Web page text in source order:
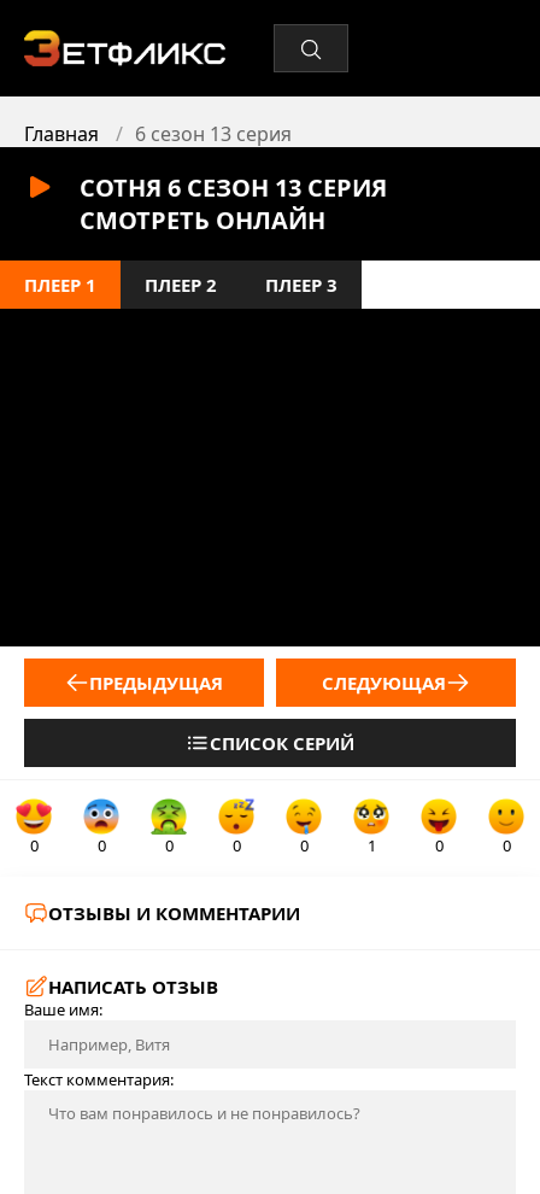
Главная 6 сезон 13 серия
СОТНЯ 6 СЕЗОН 13 СЕРИЯ
СМОТРЕТЬ ОНЛАЙН
ПЛЕЕР 1 ПЛЕЕР 2 ПЛЕЕР 3
ПРЕДЫДУЩАЯ
СПИСОК СЕРИЙ
СЛЕДУЮЩАЯ
0 0 0 0 0 1 0 0
ОТЗЫВЫ И КОММЕНТАРИИ
НАПИСАТЬ ОТЗЫВ
Ваше имя:
Текст комментария: